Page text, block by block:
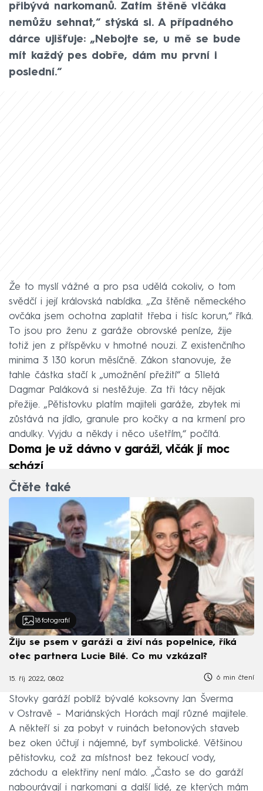
přibývá narkomanů. Zatím štěně vlčáka
nemůžu sehnat,“ stýská si. A případného
dárce ujišťuje: „Nebojte se, u mě se bude
mít každý pes dobře, dám mu první i
poslední.“
Že to myslí vážné a pro psa udělá cokoliv, o tom
svědčí i její královská nabídka. „Za štěně německého
ovčáka jsem ochotna zaplatit třeba i tisíc korun,“ říká.
To jsou pro ženu z garáže obrovské peníze, žije
totiž jen z příspěvku v hmotné nouzi. Z existenčního
minima 3 130 korun měsíčně. Zákon stanovuje, že
tahle částka stačí k „umožnění přežití“ a 51letá
Dagmar Paláková si nestěžuje. Za tři tácy nějak
přežije. „Pětistovku platím majiteli garáže, zbytek mi
zůstává na jídlo, granule pro kočky a na krmení pro
andulky. Vyjdu a někdy i něco ušetřím,“ počítá.
Doma je už dávno v garáži, vlčák jí moc
schází
Čtěte také
18 fotografií
Žiju se psem v garáži a živí nás popelnice, říká
otec partnera Lucie Bílé. Co mu vzkázal?
15. říj 2022, 08:02 6 min čtení
Stovky garáží poblíž bývalé koksovny Jan Šverma
v Ostravě – Mariánských Horách mají různé majitele.
A někteří si za pobyt v ruinách betonových staveb
bez oken účtují i nájemné, byť symbolické. Většinou
pětistovku, což za místnost bez tekoucí vody,
záchodu a elektřiny není málo. „Často se do garáží
nabourávají i narkomani a další lidé, ze kterých mám